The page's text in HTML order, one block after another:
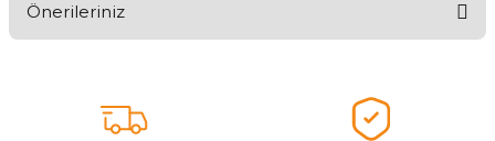
Önerileriniz
tarafımıza iletebilirsiniz.
Görüş ve önerileriniz için teşekkür ederiz.